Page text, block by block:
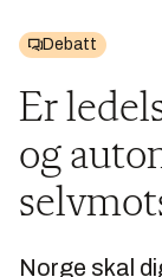
Debatt
Er
og
Norge skal